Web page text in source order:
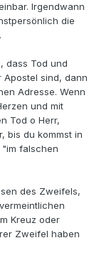
Irgendwann
die
dass Tod und
Apostel sind, dann
Adresse. Wenn
und mit
Tod o Herr,
bis du kommst in
falschen
des Zweifels,
Kreuz oder
Zweifel haben